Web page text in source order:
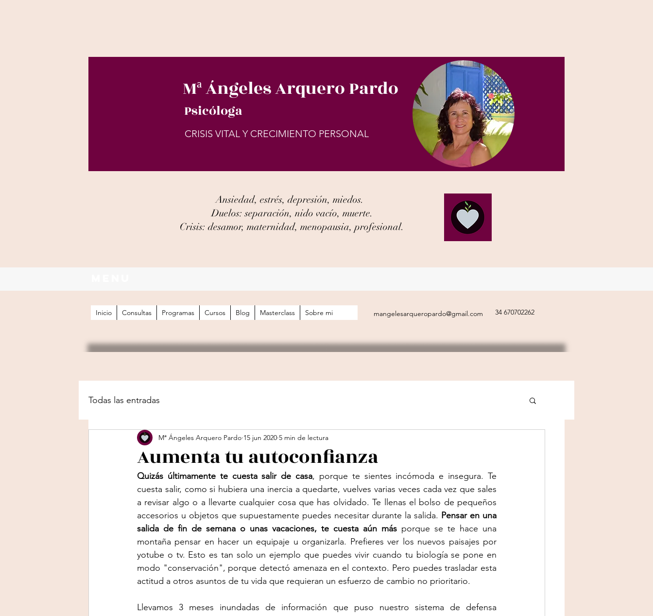
Mª Ángeles Arquero Pardo
Psicóloga
CRISIS VITAL Y CRECIMIENTO PERSONAL
Ansiedad, estrés, depresión, miedos.
Duelos: separación, nido vacío, muerte.
Crisis: desamor, maternidad, menopausia, profesional.
Inicio Consultas Programas Cursos Blog Masterclass Sobre mi mangelesarqueropardo@gmail.com 34 670702262
Todas las entradas
Aumenta tu autoconfianza
Mª Ángeles Arquero Pardo 15 jun 2020 5 min de lectura
Quizás últimamente te cuesta salir de casa, porque te sientes incómoda e insegura. Te
cuesta salir, como si hubiera una inercia a quedarte, vuelves varias veces cada vez que sales
a revisar algo o a llevarte cualquier cosa que has olvidado. Te llenas el bolso de pequeños
accesorios u objetos que supuestamente puedes necesitar durante la salida. Pensar en una
salida de fin de semana o unas vacaciones, te cuesta aún más porque se te hace una
montaña pensar en hacer un equipaje u organizarla. Prefieres ver los nuevos paisajes por
yotube o tv. Esto es tan solo un ejemplo que puedes vivir cuando tu biología se pone en
modo "conservación", porque detectó amenaza en el contexto. Pero puedes trasladar esta
actitud a otros asuntos de tu vida que requieran un esfuerzo de cambio no prioritario.
Llevamos 3 meses inundadas de información que puso nuestro sistema de defensa